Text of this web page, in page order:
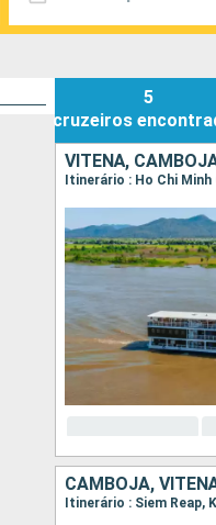
5
cruzeiros
VITENÃ,
Itinerário : Ho Chi Minh
CAMBOJA,
Itinerário : Siem Reap,